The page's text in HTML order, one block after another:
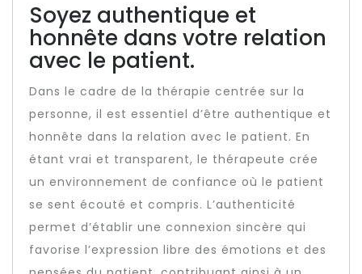
Soyez authentique et
honnête dans votre relation
avec le patient.
Dans le cadre de la thérapie centrée sur la
personne, il est essentiel d’être authentique et
honnête dans la relation avec le patient. En
étant vrai et transparent, le thérapeute crée
un environnement de confiance où le patient
se sent écouté et compris. L’authenticité
permet d’établir une connexion sincère qui
favorise l’expression libre des émotions et des